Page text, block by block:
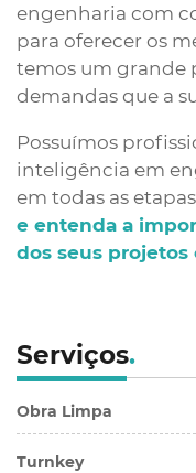
engenharia com
para oferecer os
temos um grande
demandas que a
Possuímos
inteligência em
em todas as
e entenda a
dos seus projetos
Serviços.
Obra Limpa
Turnkey